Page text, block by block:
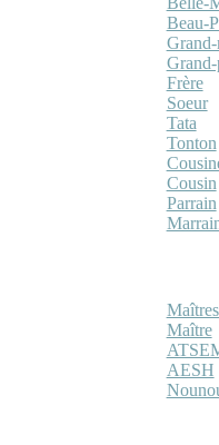
Beau-
Grand-
Grand-
Frère
Soeur
Tata
Tonton
Cousin
Parrain
Maître
AESH